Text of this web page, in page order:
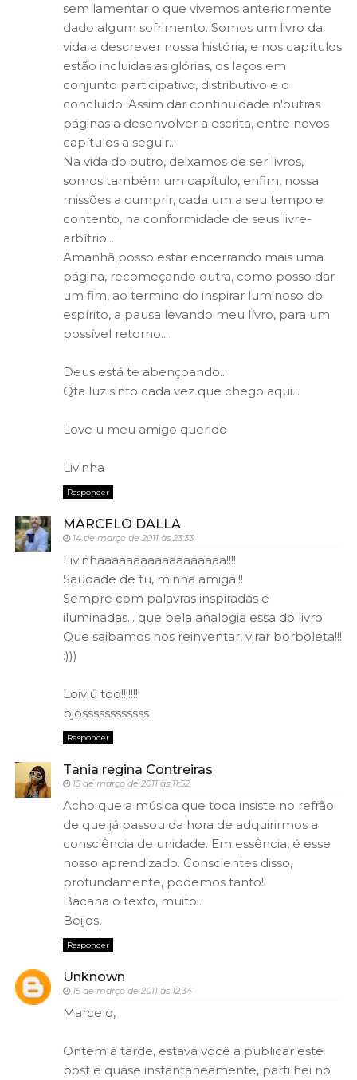
sem lamentar o que vivemos anteriormente
dado algum sofrimento. Somos um livro da
vida a descrever nossa história, e nos capítulos
estão incluidas as glórias, os laços em
conjunto participativo, distributivo e o
concluido. Assim dar continuidade n'outras
páginas a desenvolver a escrita, entre novos
capítulos a seguir...
Na vida do outro, deixamos de ser livros,
somos também um capítulo, enfim, nossa
missões a cumprir, cada um a seu tempo e
contento, na conformidade de seus livre-
arbítrio...
Amanhã posso estar encerrando mais uma
página, recomeçando outra, como posso dar
um fim, ao termino do inspirar luminoso do
espírito, a pausa levando meu lívro, para um
possível retorno...
Deus está te abençoando...
Qta luz sinto cada vez que chego aqui...
Love u meu amigo querido
Livinha
Responder
MARCELO DALLA
14 de março de 2011 às 23:33
Livinhaaaaaaaaaaaaaaaaaa!!!!
Saudade de tu, minha amiga!!!
Sempre com palavras inspiradas e
iluminadas... que bela analogia essa do livro.
Que saibamos nos reinventar, virar borboleta!!!
:)))
Loiviú too!!!!!!!!
bjossssssssssss
Responder
Tania regina Contreiras
15 de março de 2011 às 11:52
Acho que a música que toca insiste no refrão
de que já passou da hora de adquirirmos a
consciência de unidade. Em essência, é esse
nosso aprendizado. Conscientes disso,
profundamente, podemos tanto!
Bacana o texto, muito..
Beijos,
Responder
Unknown
15 de março de 2011 às 12:34
Marcelo,
Ontem à tarde, estava você a publicar este
post e quase instantaneamente, partilhei no